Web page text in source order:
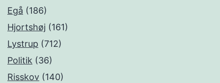
Egå (186)
Hjortshøj (161)
Lystrup (712)
Politik (36)
Risskov (140)